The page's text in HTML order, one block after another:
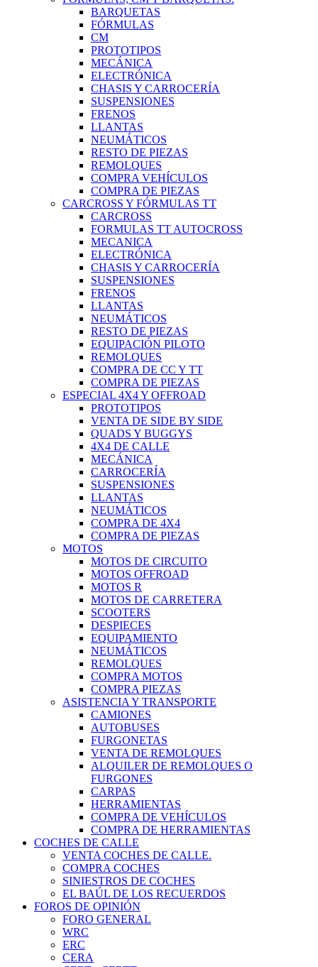
BARQUETAS
FÓRMULAS
CM
PROTOTIPOS
MECÁNICA
ELECTRÓNICA
CHASIS Y CARROCERÍA
SUSPENSIONES
FRENOS
LLANTAS
NEUMÁTICOS
RESTO DE PIEZAS
REMOLQUES
COMPRA VEHÍCULOS
COMPRA DE PIEZAS
CARCROSS Y FÓRMULAS TT
CARCROSS
FORMULAS TT AUTOCROSS
MECANICA
ELECTRÓNICA
CHASIS Y CARROCERÍA
SUSPENSIONES
FRENOS
LLANTAS
NEUMÁTICOS
RESTO DE PIEZAS
EQUIPACIÓN PILOTO
REMOLQUES
COMPRA DE CC Y TT
COMPRA DE PIEZAS
ESPECIAL 4X4 Y OFFROAD
PROTOTIPOS
VENTA DE SIDE BY SIDE
QUADS Y BUGGYS
4X4 DE CALLE
MECÁNICA
CARROCERÍA
SUSPENSIONES
LLANTAS
NEUMÁTICOS
COMPRA DE 4X4
COMPRA DE PIEZAS
MOTOS
MOTOS DE CIRCUITO
MOTOS OFFROAD
MOTOS R
MOTOS DE CARRETERA
SCOOTERS
DESPIECES
EQUIPAMIENTO
NEUMÁTICOS
REMOLQUES
COMPRA MOTOS
COMPRA PIEZAS
ASISTENCIA Y TRANSPORTE
CAMIONES
AUTOBUSES
FURGONETAS
VENTA DE REMOLQUES
ALQUILER DE REMOLQUES O
FURGONES
CARPAS
HERRAMIENTAS
COMPRA DE VEHÍCULOS
COMPRA DE HERRAMIENTAS
COCHES DE CALLE
VENTA COCHES DE CALLE.
COMPRA COCHES
SINIESTROS DE COCHES
EL BAÚL DE LOS RECUERDOS
FOROS DE OPINIÓN
FORO GENERAL
WRC
ERC
CERA